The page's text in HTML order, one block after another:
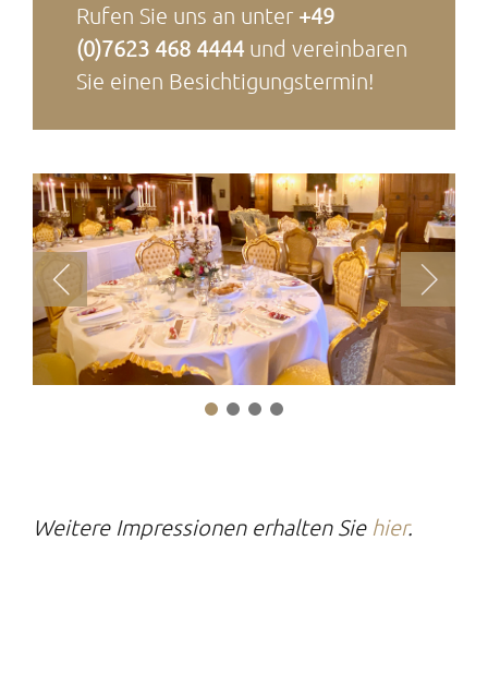
Rufen Sie uns an unter +49
(0)7623 468 4444 und vereinbaren
Sie einen Besichtigungstermin!
Weitere Impressionen erhalten Sie hier.